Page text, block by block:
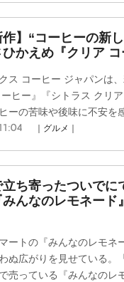
作】“コーヒーの
かえめ『クリア
ス コーヒー ジャパンは
ヒー』『シトラス クリ
ーの苦味や後味に不安を
｜グルメ｜
立ち寄ったついで
みんなのレモネード
ートの『みんなのレモネ
ぬ広がりを見せている。
売っている『みんなのレ